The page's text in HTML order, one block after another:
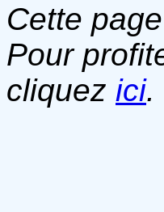
Cette
Pour
cliquez ici.